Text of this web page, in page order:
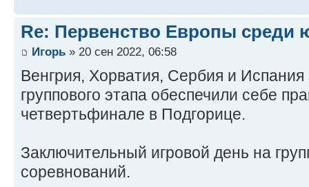
Re: Первенство Европы среди
Игорь » 20 сен 2022, 06:58
Венгрия, Хорватия, Сербия и Испания
группового этапа обеспечили себе
четвертьфинале в Подгорице.
Заключительный игровой день на
соревнований.